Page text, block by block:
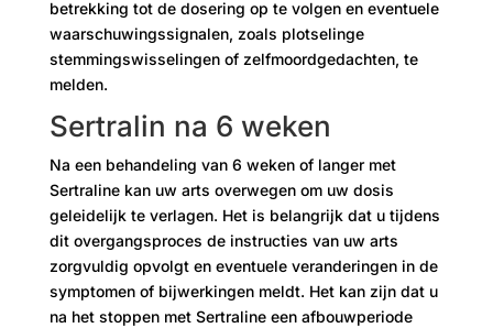
betrekking tot de dosering op te volgen en eventuele
waarschuwingssignalen, zoals plotselinge
stemmingswisselingen of zelfmoordgedachten, te
melden.
Sertralin na 6 weken
Na een behandeling van 6 weken of langer met
Sertraline kan uw arts overwegen om uw dosis
geleidelijk te verlagen. Het is belangrijk dat u tijdens
dit overgangsproces de instructies van uw arts
zorgvuldig opvolgt en eventuele veranderingen in de
symptomen of bijwerkingen meldt. Het kan zijn dat u
na het stoppen met Sertraline een afbouwperiode